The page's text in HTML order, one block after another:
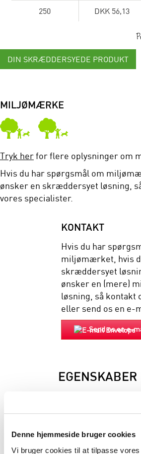
Denne hjemmeside bruger cookies
Vi bruger cookies til at tilpasse vores
250 DKK 56,13
DIN SKRÆDDERSYEDE PRODUKT
MILJØMÆRKE
Tryk herfor flere oplysninger om
Hvis du har spørgsmål om
ønsker en skræddersyet løsning,
vores specialister.
KONTAKT
Hvis du har
miljømærket, hvis
skræddersyet
ønsker en (mere)
løsning, så kontakt
eller send os en e-
Send os en e-
EGENSKABER
BESKRIVELSE
INFORMATION FØR DU